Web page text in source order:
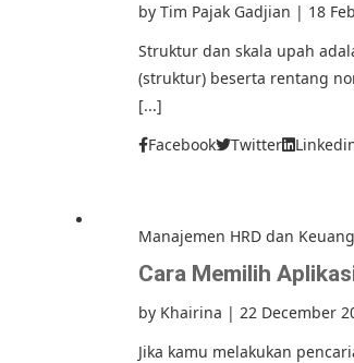
by Tim Pajak Gadjian | 18
Struktur dan skala upah
(struktur) beserta rentang
[...]
Facebook
Twitter
Manajemen HRD dan
Cara Memilih
by Khairina | 22 December
Jika kamu melakukan